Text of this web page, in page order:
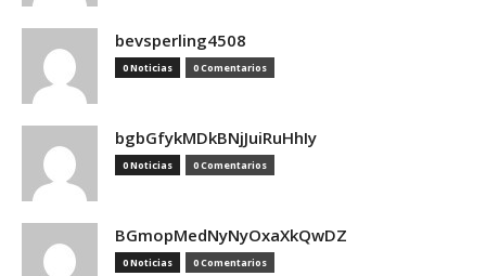
bevsperling4508
0 Noticias 0 Comentarios
bgbGfykMDkBNjJuiRuHhIy
0 Noticias 0 Comentarios
BGmopMedNyNyOxaXkQwDZ
0 Noticias 0 Comentarios